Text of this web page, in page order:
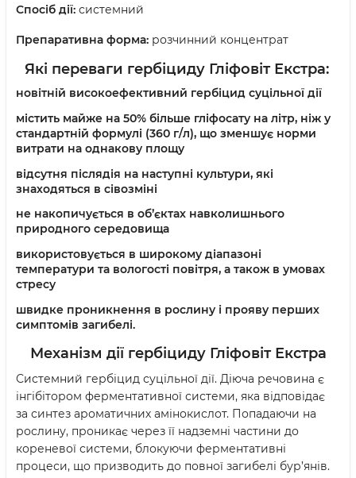
Спосіб дії: системний
Препаративна форма: розчинний концентрат
Які переваги гербіциду Гліфовіт Екстра:
новітній високоефективний гербіцид суцільної дії
містить майже на 50% більше гліфосату на літр, ніж у
стандартній формулі (360 г/л), що зменшує норми
витрати на однакову площу
відсутня післядія на наступні культури, які
знаходяться в сівозміні
не накопичується в об’єктах навколишнього
природного середовища
використовується в широкому діапазоні
температури та вологості повітря, а також в умовах
стресу
швидке проникнення в рослину і прояву перших
симптомів загибелі.
Механізм дії гербіциду Гліфовіт Екстра
Системний гербіцид суцільної дії. Діюча речовина є
інгібітором ферментативної системи, яка відповідає
за синтез ароматичних амінокислот. Попадаючи на
рослину, проникає через її надземні частини до
кореневої системи, блокуючи ферментативні
процеси, що призводить до повної загибелі бур’янів.